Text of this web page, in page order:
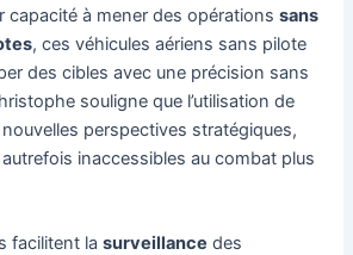
capacité à mener des opérationssans
, ces véhicules aériens sans pilote
des cibles avec une précision sans
souligne que l’utilisation de
perspectives stratégiques,
inaccessibles au combat plus
facilitent lasurveillance des